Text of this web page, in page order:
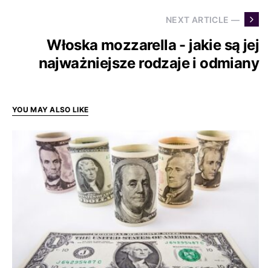
NEXT ARTICLE —
Włoska mozzarella - jakie są jej
najważniejsze rodzaje i odmiany
YOU MAY ALSO LIKE